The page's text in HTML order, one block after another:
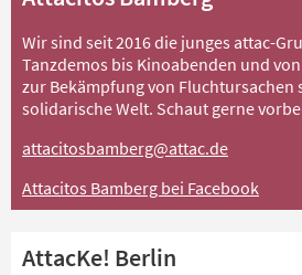
Wir sind seit 2016 die junges attac-
Tanzdemos bis Kinoabenden und
zur Bekämpfung von Fluchtursachen
solidarische Welt. Schaut gerne
attacitosbamberg@attac.de
Attacitos Bamberg bei Facebook
AttacKe! Berlin